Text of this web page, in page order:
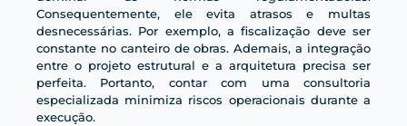
Consequentemente, ele evita atrasos e multas
desnecessárias. Por exemplo, a fiscalização deve ser
constante no canteiro de obras. Ademais, a integração
entre o projeto estrutural e a arquitetura precisa ser
perfeita. Portanto, contar com uma consultoria
especializada minimiza riscos operacionais durante a
execução.